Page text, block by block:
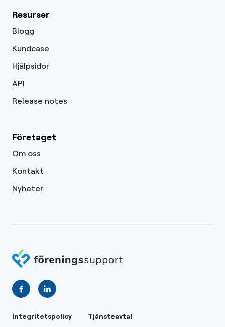
Resurser
Blogg
Kundcase
Hjälpsidor
API
Release notes
Företaget
Om oss
Kontakt
Nyheter
Integritetspolicy Tjänsteavtal